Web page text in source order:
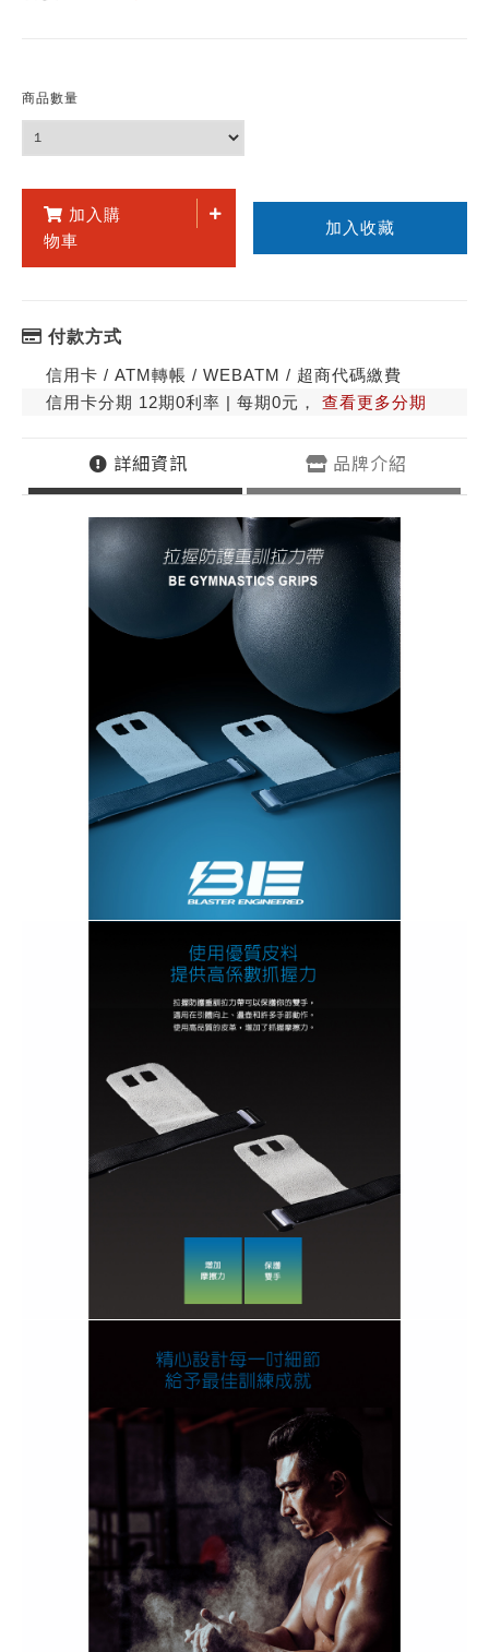
商品數量
加入購
物車
加入收藏
付款方式
信用卡 / ATM轉帳 / WEBATM / 超商代碼繳費
信用卡分期 12期0利率 | 每期0元， 查看更多分期
詳細資訊 品牌介紹